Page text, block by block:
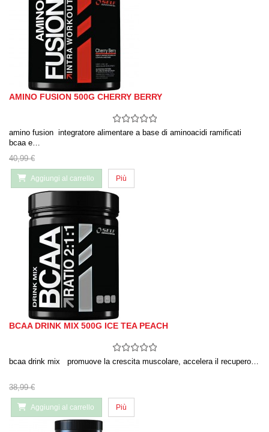
AMINO FUSION 500G CHERRY BERRY
amino fusion integratore alimentare a base di aminoacidi ramificati
bcaa e…
40,99 €
Aggiungi al carrello Più
BCAA DRINK MIX 500G ICE TEA PEACH
bcaa drink mix promuove la crescita muscolare, accelera il recupero…
38,99 €
Aggiungi al carrello Più